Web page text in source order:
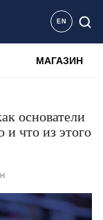
EN
МАГАЗИН
основатели
что из этого